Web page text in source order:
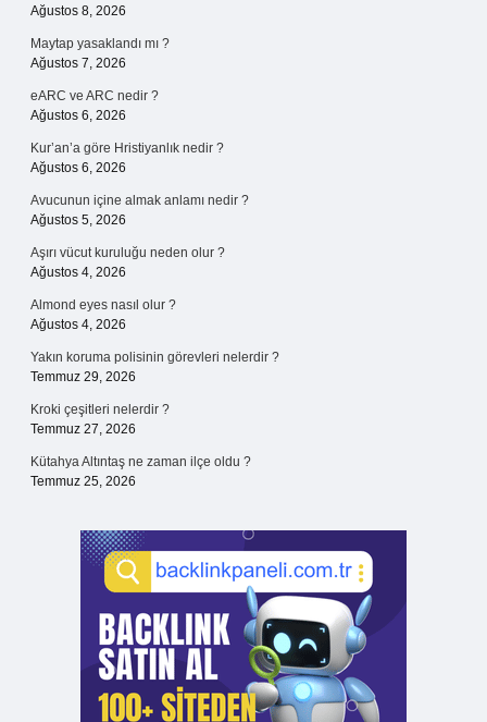
Ağustos 8, 2026
Maytap yasaklandı mı ?
Ağustos 7, 2026
eARC ve ARC nedir ?
Ağustos 6, 2026
Kur’an’a göre Hristiyanlık nedir ?
Ağustos 6, 2026
Avucunun içine almak anlamı nedir ?
Ağustos 5, 2026
Aşırı vücut kuruluğu neden olur ?
Ağustos 4, 2026
Almond eyes nasıl olur ?
Ağustos 4, 2026
Yakın koruma polisinin görevleri nelerdir ?
Temmuz 29, 2026
Kroki çeşitleri nelerdir ?
Temmuz 27, 2026
Kütahya Altıntaş ne zaman ilçe oldu ?
Temmuz 25, 2026